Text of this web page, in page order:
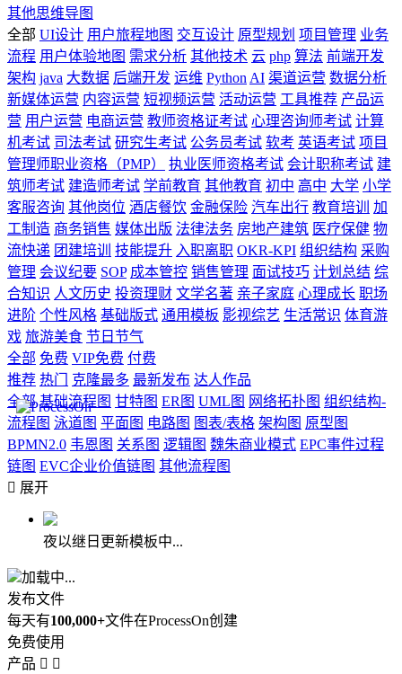
其他思维导图
全部 UI设计 用户旅程地图 交互设计 原型规划 项目管理 业务
流程 用户体验地图 需求分析 其他技术 云 php 算法 前端开发
架构 java 大数据 后端开发 运维 Python AI 渠道运营 数据分析
新媒体运营 内容运营 短视频运营 活动运营 工具推荐 产品运
营 用户运营 电商运营 教师资格证考试 心理咨询师考试 计算
机考试 司法考试 研究生考试 公务员考试 软考 英语考试 项目
管理师职业资格（PMP）
执业医师资格考试 会计职称考试 建
筑师考试 建造师考试 学前教育 其他教育 初中 高中 大学 小学
客服咨询 其他岗位 酒店餐饮 金融保险 汽车出行 教育培训
加
工制造 商务销售 媒体出版 法律法务 房地产建筑 医疗保健 物
流快递 团建培训 技能提升 入职离职 OKR-KPI 组织结构 采购
管理 会议纪要 SOP 成本管控 销售管理 面试技巧 计划总结 综
合知识 人文历史 投资理财 文学名著 亲子家庭 心理成长 职场
进阶 个性风格 基础版式 通用模板 影视综艺 生活常识 体育游
戏 旅游美食 节日节气
全部 免费 VIP免费 付费
推荐 热门 克隆最多 最新发布 达人作品
全部 基础流程图 甘特图 ER图 UML图 网络拓扑图 组织结构-
流程图 泳道图 平面图 电路图 图表/表格 架构图 原型图
BPMN2.0 韦恩图 关系图 逻辑图 魏朱商业模式 EPC事件过程
链图 EVC企业价值链图 其他流程图
 展开
夜以继日更新模板中...
加载中...
发布文件
每天有100,000+文件在ProcessOn创建
免费使用
产品  